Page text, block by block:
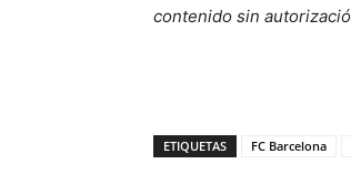
contenido sin
ETIQUETAS FC Barcelona